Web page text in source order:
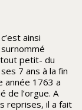
ainsi
petit- du
7 ans à la fin
année 1763 a
de l’orgue. A
reprises, il a fait